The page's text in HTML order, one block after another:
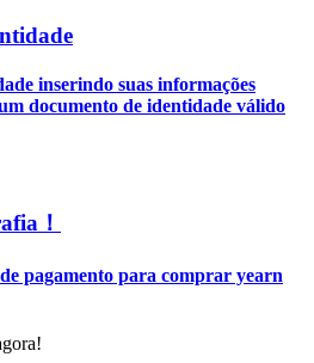
lucrativo
inserindo suas informações
documento de identidade válido
！
pagamento para comprar yearn